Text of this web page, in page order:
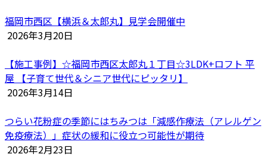
福岡市西区【横浜＆太郎丸】見学会開催中
2026年3月20日
【施工事例】☆福岡市西区太郎丸１丁目☆3LDK+ロフト 平
屋 【子育て世代＆シニア世代にピッタリ】
2026年3月14日
つらい花粉症の季節にはちみつは「減感作療法（アレルゲン
免疫療法）」症状の緩和に役立つ可能性が期待
2026年2月23日